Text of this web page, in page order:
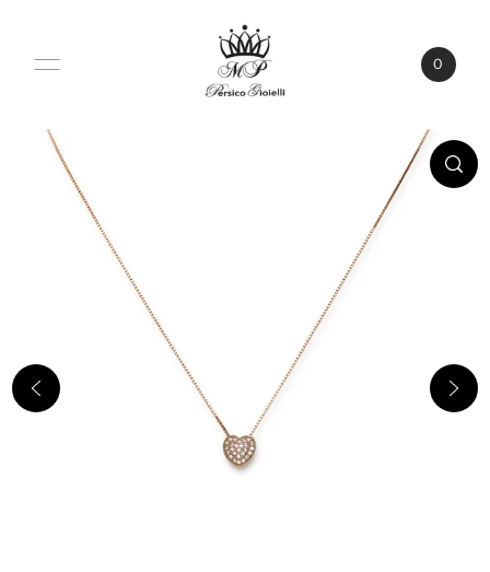
VAI DIRETTAMENTE AI CONTENUTI
0